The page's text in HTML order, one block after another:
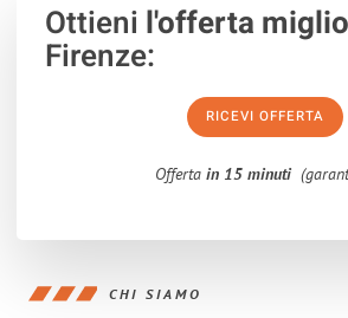
Ottieni l'offerta
Firenze:
RICEVI OFFERTA
Offerta in 15 minuti
CHI SIAMO